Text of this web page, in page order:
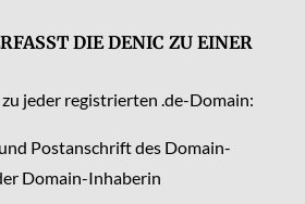
DIE DENIC ZU EINER
jeder registrierten .de-Domain:
Postanschrift des Domain-
Domain-Inhaberin